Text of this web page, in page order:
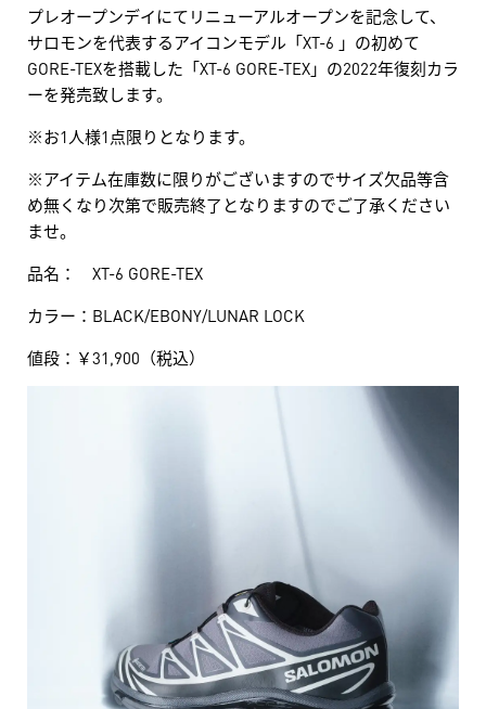
プレオープンデイにてリニューアルオープンを記念して、
サロモンを代表するアイコンモデル「XT-6 」の初めて
GORE-TEXを搭載した「XT-6 GORE-TEX」の2022年復刻カラ
ーを発売致します。
※お1人様1点限りとなります。
※アイテム在庫数に限りがございますのでサイズ欠品等含
め無くなり次第で販売終了となりますのでご了承ください
ませ。
品名： XT-6 GORE-TEX
カラー：BLACK/EBONY/LUNAR LOCK
値段：￥31,900（税込）